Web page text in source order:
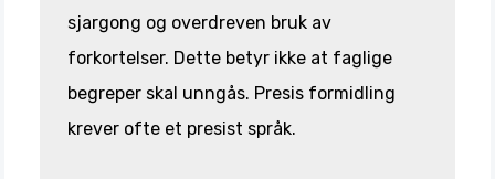
sjargong og overdreven bruk av
forkortelser. Dette betyr ikke at faglige
begreper skal unngås. Presis formidling
krever ofte et presist språk.